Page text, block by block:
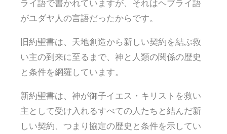
ライ語で書かれていますが、それはヘブライ語
がユダヤ人の言語だったからです。
旧約聖書は、天地創造から新しい契約を結ぶ救
い主の到来に至るまで、神と人類の関係の歴史
と条件を網羅しています。
新約聖書は、神が御子イエス・キリストを救い
主として受け入れるすべての人たちと結んだ新
しい契約、つまり協定の歴史と条件を示してい